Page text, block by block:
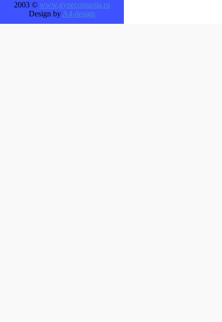
2003 © www.gynecomastia.ru
Design by A4-design